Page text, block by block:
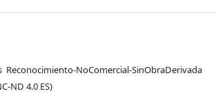
NoComercial-SinObraDerivada
ND 4.0 ES)